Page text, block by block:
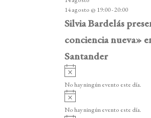
s
o
14 agosto @ 19:00-20:00
Silvia Bardelás
conciencia nueva»
Santander
A
v
i
o
No hay ningún evento este día.
A
v
i
No hay ningún evento este día.